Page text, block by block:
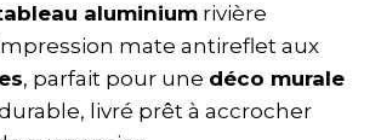
aluminium rivière
mate antireflet aux
, parfait pour une déco murale
livré prêt à accrocher